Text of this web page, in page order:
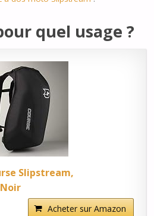
quel usage ?
Slipstream,
Acheter sur Amazon